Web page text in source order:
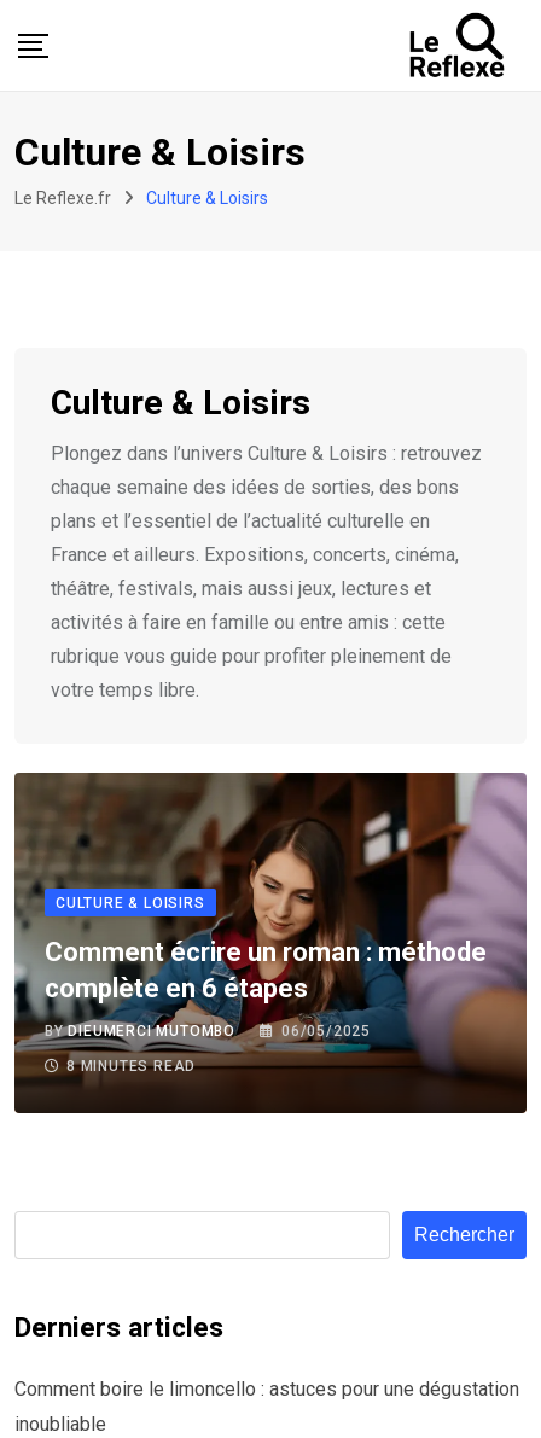
Culture & Loisirs
Le Reflexe.fr Culture & Loisirs
Culture & Loisirs
Plongez dans l’univers Culture & Loisirs : retrouvez
chaque semaine des idées de sorties, des bons
plans et l’essentiel de l’actualité culturelle en
France et ailleurs. Expositions, concerts, cinéma,
théâtre, festivals, mais aussi jeux, lectures et
activités à faire en famille ou entre amis : cette
rubrique vous guide pour profiter pleinement de
votre temps libre.
CULTURE & LOISIRS
Comment écrire un roman : méthode
complète en 6 étapes
BYDIEUMERCI MUTOMBO 06/05/2025
8 MINUTES READ
Rechercher
Derniers articles
Comment boire le limoncello : astuces pour une dégustation
inoubliable